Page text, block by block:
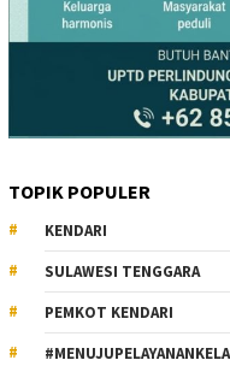
TOPIK POPULER
KENDARI
SULAWESI TENGGARA
PEMKOT KENDARI